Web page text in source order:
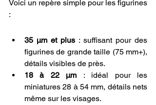
Voici un repère simple pour les figurines
:
35 µm et plus : suffisant pour des
figurines de grande taille (75 mm+),
détails visibles de près.
18 à 22 µm : idéal pour les
miniatures 28 à 54 mm, détails nets
même sur les visages.